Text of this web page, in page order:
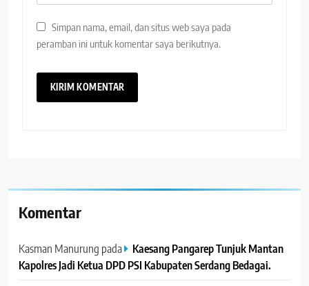
Simpan nama, email, dan situs web saya pada
peramban ini untuk komentar saya berikutnya.
Komentar
Kasman Manurung pada
Kaesang Pangarep Tunjuk Mantan
Kapolres Jadi Ketua DPD PSI Kabupaten Serdang Bedagai. ‎ ‎